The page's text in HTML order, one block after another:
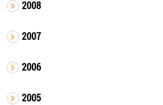
2008
2007
2006
2005